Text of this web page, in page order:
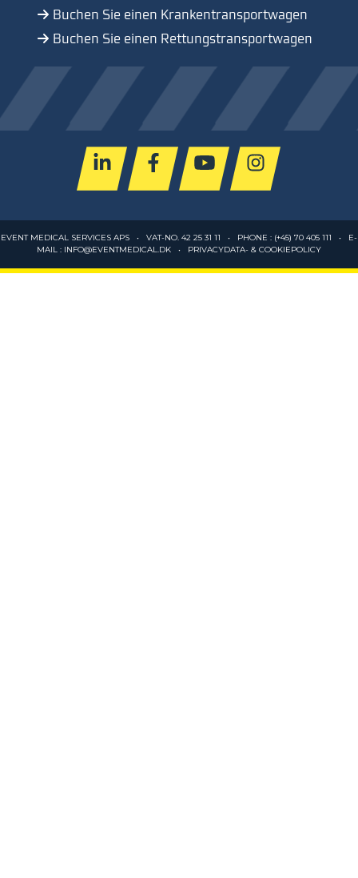
Buchen Sie einen Krankentransportwagen
Buchen Sie einen Rettungstransportwagen
EVENT MEDICAL SERVICES APS • VAT-NO. 42 25 31 11 • PHONE : (+45) 70 405 111 • E-
MAIL : INFO@EVENTMEDICAL.DK • PRIVACYDATA- & COOKIEPOLICY